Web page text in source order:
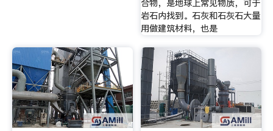
合物，是地球上常见物质，可于
岩石内找到。石灰和石灰石大量
用做建筑材料，也是